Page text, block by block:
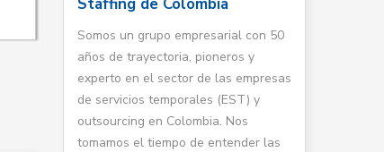
Somos un grupo empresarial con 50
años de trayectoria, pioneros y
experto en el sector de las empresas
de servicios temporales (EST) y
outsourcing en Colombia. Nos
tomamos el tiempo de entender las